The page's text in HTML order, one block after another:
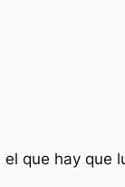
que hay que